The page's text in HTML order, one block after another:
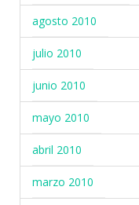
agosto 2010
julio 2010
junio 2010
mayo 2010
abril 2010
marzo 2010